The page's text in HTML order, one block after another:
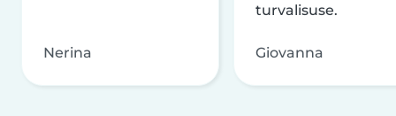
Nerina
turvalisuse.
Giovanna